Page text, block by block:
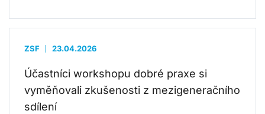
ZSF 23.04.2026
Účastníci workshopu dobré praxe si
vyměňovali zkušenosti z mezigeneračního
sdílení